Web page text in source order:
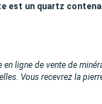
est un quartz
ligne de vente de
Vous recevrez la